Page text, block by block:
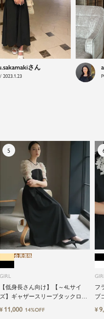
2023.1.23
GIRL
【低身長さん向け】【～4Lサイ
ズ】ギャザースリーブタックロン
グ丈結婚式ワンピースドレス
会員価格
¥ 11,000 14%OFF
フ
ブ
ド
¥